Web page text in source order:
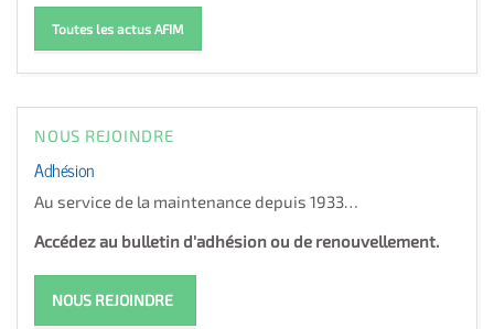
Toutes les actus AFIM
NOUS REJOINDRE
Adhésion
Au service de la maintenance depuis 1933…
Accédez au bulletin d'adhésion ou de renouvellement.
NOUS REJOINDRE